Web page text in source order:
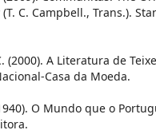
C. Campbell., Trans.).
(2000). A Literatura de
Casa da Moeda.
O Mundo que o